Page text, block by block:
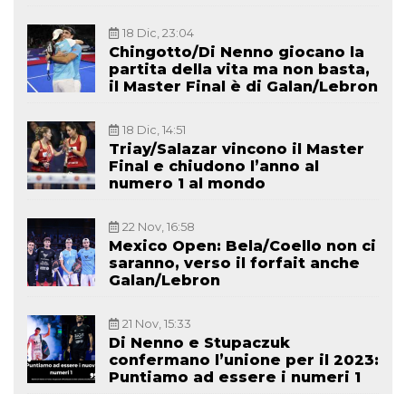
18 Dic, 23:04
Chingotto/Di Nenno giocano la
partita della vita ma non basta,
il Master Final è di Galan/Lebron
18 Dic, 14:51
Triay/Salazar vincono il Master
Final e chiudono l’anno al
numero 1 al mondo
22 Nov, 16:58
Mexico Open: Bela/Coello non ci
saranno, verso il forfait anche
Galan/Lebron
21 Nov, 15:33
Di Nenno e Stupaczuk
confermano l’unione per il 2023:
Puntiamo ad essere i numeri 1